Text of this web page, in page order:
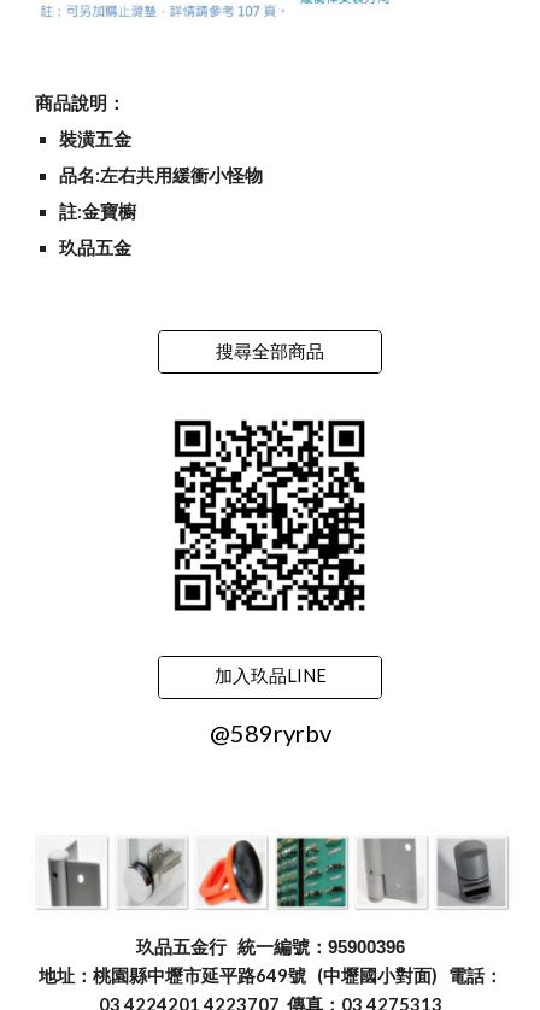
商品說明：
裝潢五金
品名:左右共用緩衝小怪物
註:金寶櫥
玖品五金
搜尋全部商品
加入玖品LINE
@589ryrbv
玖品五金行 統一編號：95900396
地址：桃園縣中壢市延平路649號 (中壢國小對面) 電話：
03 4224201 4223707 傳真：03 4275313